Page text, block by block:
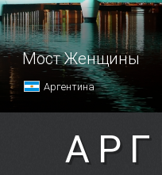
Мост Женщины
Аргентина